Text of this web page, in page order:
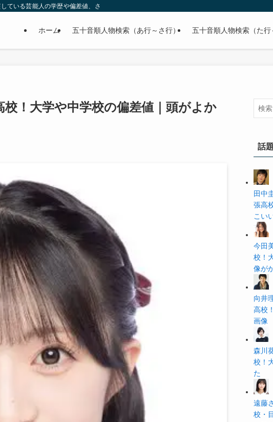
いる芸能人の学歴や偏差値、さらに政治家やスポーツ選手などの有名人の学歴や高校・大学
ホーム 五十音順人物検索（あ行～さ行） 五十音順人物検索（た行
！大学や中学校の偏差値｜頭がよか
話
田中
張高
こい
今田
校！
像が
向井
高校
画像
森川
校！
た
遠藤
校・